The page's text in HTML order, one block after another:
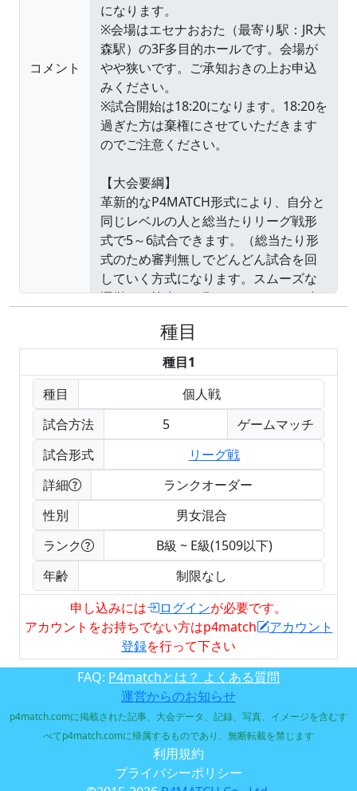
コメント
種目
種目1
種目
個人戦
試合方法
5
ゲームマッチ
試合形式
リーグ戦
詳細
ランクオーダー
性別
男女混合
ランク
B級 ~ E級(1509以下)
年齢
制限なし
申し込みには
ログインが必要です。
アカウントをお持ちでない方はp4match
アカウント
登録を行って下さい
FAQ: P4matchとは？ よくある質問
運営からのお知らせ
p4match.comに掲載された記事、大会データ、記録、写真、イメージを含むす
べてp4match.comに帰属するものであり、無断転載を禁じます
利用規約
プライバシーポリシー